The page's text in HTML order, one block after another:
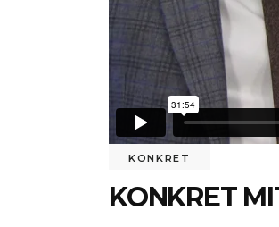
KONKRET
KONKRET